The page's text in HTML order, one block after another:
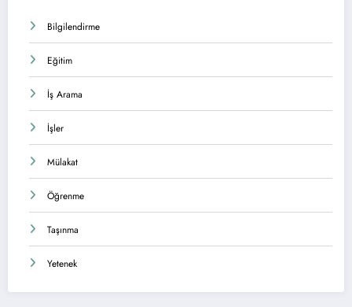
Bilgilendirme
Eğitim
İş Arama
İşler
Mülakat
Öğrenme
Taşınma
Yetenek